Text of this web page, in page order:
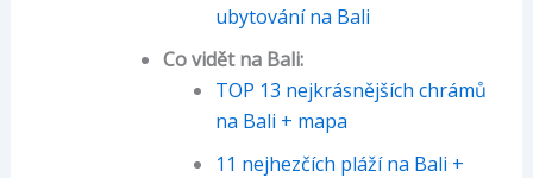
ubytování na Bali
Co vidět na Bali:
TOP 13 nejkrásnějších chrámů
na Bali + mapa
11 nejhezčích pláží na Bali +